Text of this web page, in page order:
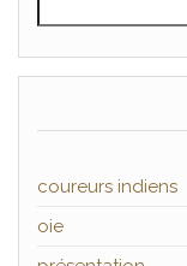
coureurs indiens
oie